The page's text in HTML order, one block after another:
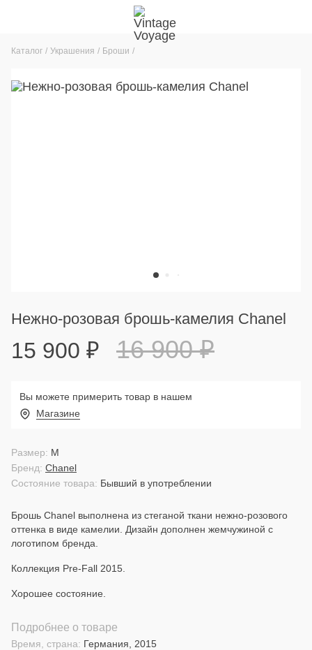
Каталог Украшения Броши
Нежно-розовая брошь-камелия Chanel
15 900 ₽ 16 900₽
Вы можете примерить товар в нашем
Магазине
Состояние товара: Бывший в употреблении
Бренд: Chanel
Размер: M
Брошь Chanel выполнена из стеганой ткани нежно-розового
оттенка в виде камелии. Дизайн дополнен жемчужиной с
логотипом бренда.
Коллекция Pre-Fall 2015.
Хорошее состояние.
Подробнее о товаре
Время, страна: Германия, 2015